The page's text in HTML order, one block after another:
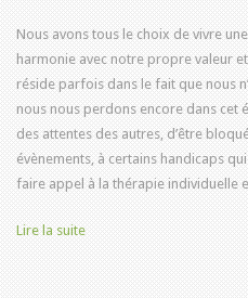
Nous avons tous le choix de vivre
harmonie avec notre propre valeur
réside parfois dans le fait que nous
nous nous perdons encore dans cet
des attentes des autres, d’être
évènements, à certains handicaps
faire appel à la thérapie individuelle
Lire la suite